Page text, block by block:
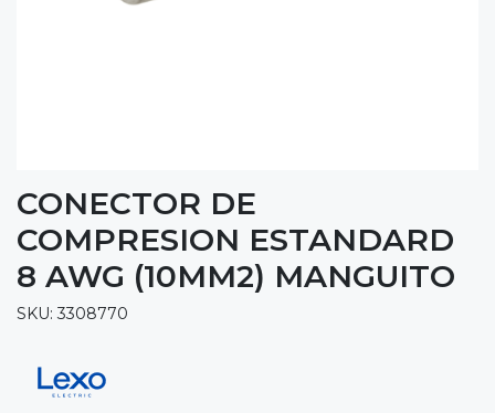
CONECTOR DE
COMPRESION ESTANDARD
8 AWG (10MM2) MANGUITO
SKU: 3308770